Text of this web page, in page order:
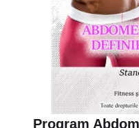
Program